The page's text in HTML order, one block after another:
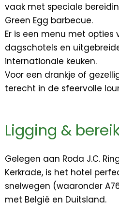
vaak met speciale
Green Egg barbecue.
Er is een menu met opties
dagschotels en
internationale keuken.
Voor een drankje of
terecht in de sfeervolle
Ligging &
Gelegen aan Roda J.C.
Kerkrade, is het hotel
snelwegen (waaronder
met België en Duitsland.